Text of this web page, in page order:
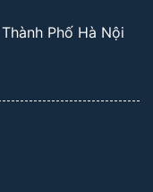
Phố Hà Nội